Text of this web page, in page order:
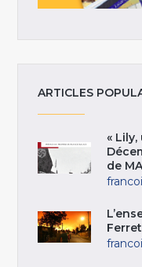
ARTICLES
«
de